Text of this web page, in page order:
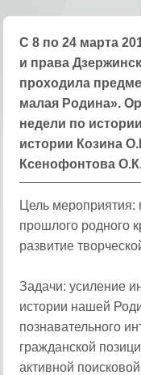
С 8 по 24 марта
и права
проходила
малая Родина».
недели по
истории Козина
Ксенофонтова
Цель мероприятия:
прошлого родного
развитие
Задачи: усиление
истории нашей
познавательного
гражданской
активной